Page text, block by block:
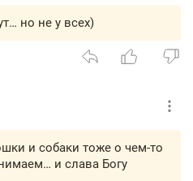
но не у всех)
и собаки тоже о чем-то
и слава Богу